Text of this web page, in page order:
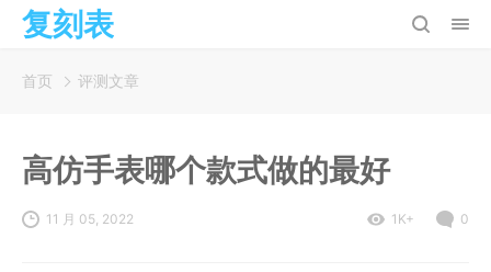
复刻表
首页 评测文章
高仿手表哪个款式做的最好
11 月 05, 2022 1K+ 0